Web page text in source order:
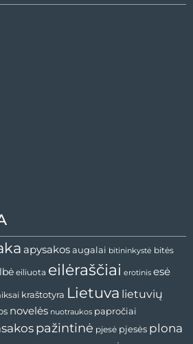
apysakos augalai bitininkystė bitės
eiliuota eilėraščiai erotinis esė
kraštotyra Lietuva lietuvių
novelės nuotraukos papročiai
pažintinė pjesė pjesės plona